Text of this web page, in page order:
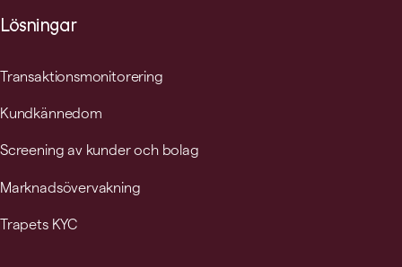
Lösningar
Transaktionsmonitorering
Kundkännedom
Screening av kunder och bolag
Marknadsövervakning
Trapets KYC